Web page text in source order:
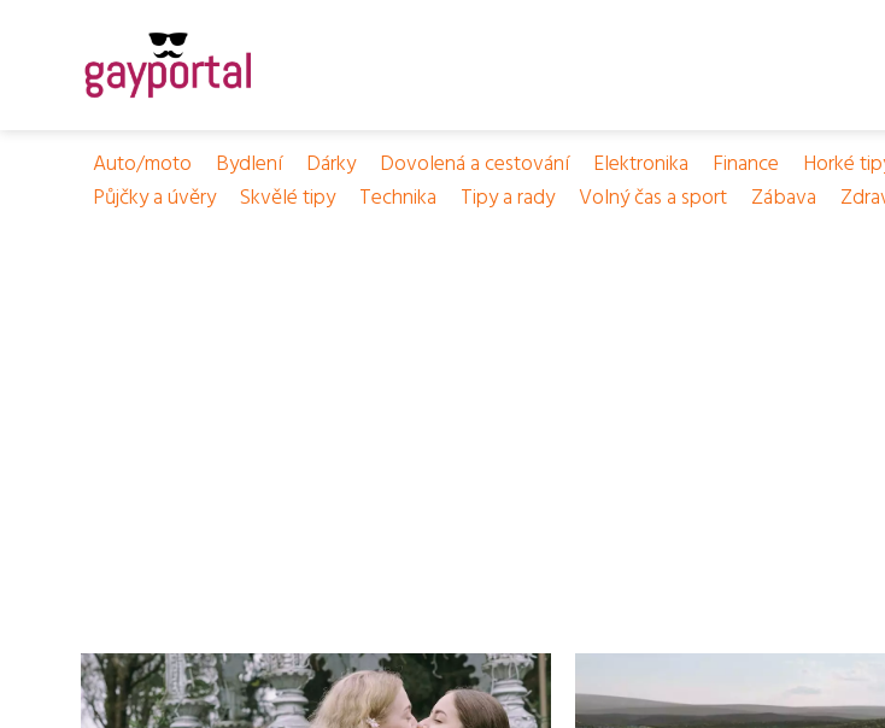
Auto/moto Bydlení Dárky Dovolená a cestování Elektronika Finance Horké
Půjčky a úvěry
Skvělé tipy Technika Tipy a rady Volný čas a sport Zábava